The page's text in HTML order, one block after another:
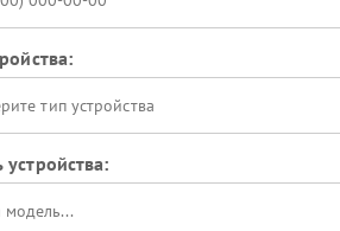
тип устройства